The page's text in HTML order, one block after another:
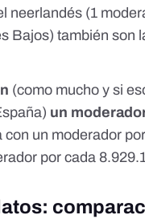
neerlandés (1
Bajos) también son
(como mucho y si
un
con un moderador
por cada